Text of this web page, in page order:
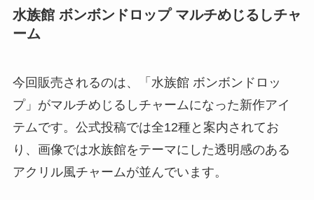
水族館 ボンボンドロップ マルチめじるしチャ
ーム
今回販売されるのは、「水族館 ボンボンドロッ
プ」がマルチめじるしチャームになった新作アイ
テムです。公式投稿では全12種と案内されてお
り、画像では水族館をテーマにした透明感のある
アクリル風チャームが並んでいます。